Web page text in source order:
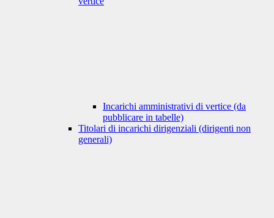
Incarichi amministrativi di vertice (da
pubblicare in tabelle)
Titolari di incarichi dirigenziali (dirigenti non
generali)